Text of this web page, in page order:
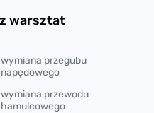
warsztat
wymiana przegubu
napędowego
wymiana przewodu
hamulcowego